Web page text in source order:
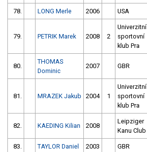
78. LONG Merle 2006 USA
79. PETRIK Marek 2008 2
Univerzitní
sportovní
klub Pra
80.
THOMAS
Dominic
2007 GBR
81. MRAZEK Jakub 2004 1
Univerzitní
sportovní
klub Pra
82. KAEDING Kilian 2008
Leipziger
Kanu Club
83. TAYLOR Daniel 2003 GBR